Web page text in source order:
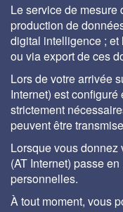
bureaux
de gestion des
Le service de mesure
production de
digital intelligence ;
ou via export de ces
Lors de votre arrivée
Internet) est
strictement
peuvent être
Lorsque vous
(AT Internet) passe
personnelles.
À tout moment, vous